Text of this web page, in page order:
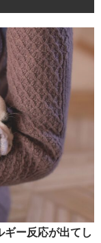
ギー反応が出てし